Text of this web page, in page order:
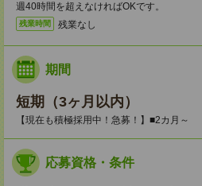
週40時間を超えなければOKです。
残業時間 残業なし
期間
短期（3ヶ月以内）
【現在も積極採用中！急募！】■2カ月～
応募資格・条件